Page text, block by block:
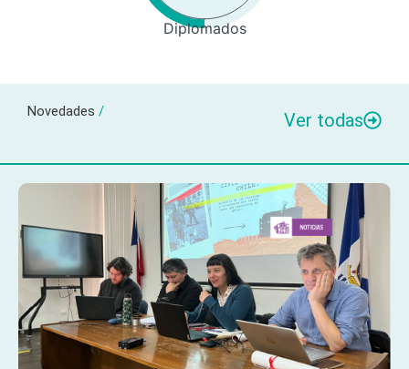
Diplomados
Novedades / Ver todas